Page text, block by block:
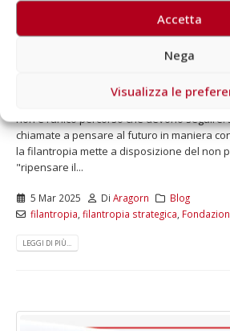
Accetta
Nega
Visualizza le
organizzazione
Le organizzazioni del Terzo Settore e la
consapevoli dello scenario in cui si
offrire senso e rispondere ai nuovi bisogni
problematiche che emergono nella società.
non è l’unico percorso che devono
chiamate a pensare al futuro in maniera
la filantropia mette a disposizione del non
"ripensare il...
5 Mar 2025 DiAragorn
Blog
filantropia filantropia strategica
LEGGI DI PIÙ...